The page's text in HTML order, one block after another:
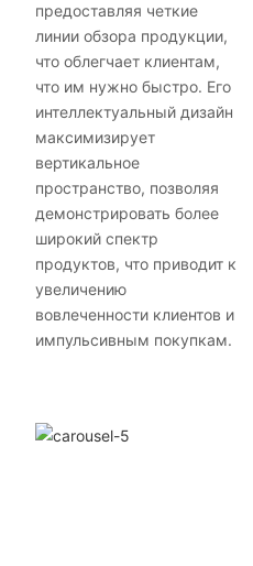
предоставляя четкие
линии обзора продукции,
что облегчает клиентам,
что им нужно быстро. Его
интеллектуальный дизайн
максимизирует
вертикальное
пространство, позволяя
демонстрировать более
широкий спектр
продуктов, что приводит к
увеличению
вовлеченности клиентов и
импульсивным покупкам.